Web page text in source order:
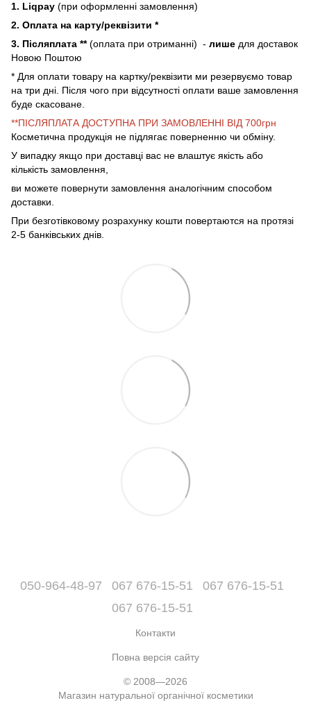
1. Liqpay (при оформленні замовлення)
2. Оплата на карту/реквізити *
3. Післяплата **(оплата при отриманні) - лише для доставок
Новою Поштою
* Для оплати товару на картку/реквізити ми резервуємо товар
на три дні. Після чого при відсутності оплати ваше замовлення
буде скасоване.
**ПІСЛЯПЛАТА ДОСТУПНА ПРИ ЗАМОВЛЕННІ ВІД 700грн
Косметична продукція не підлягає поверненню чи обміну.
У випадку якщо при доставці вас не влаштує якість або
кількість замовлення,
ви можете повернути замовлення аналогічним способом
доставки.
При безготівковому розрахунку кошти повертаются на протязі
2-5 банківських днів.
050-964-48-97 067 676-15-51
067 676-15-51
067 676-15-51
Контакти
Повна версія сайту
© 2008—2026
Магазин натуральної органічної косметики